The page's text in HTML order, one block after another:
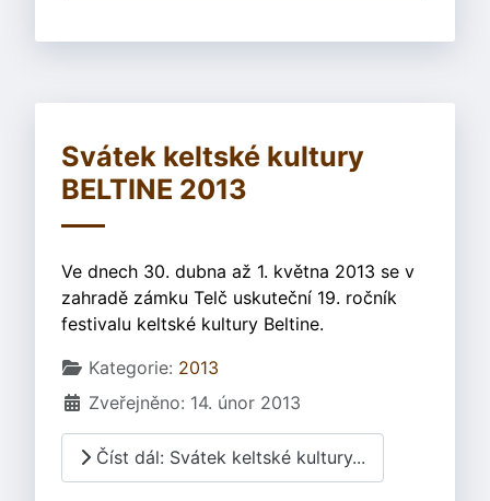
Svátek keltské kultury
BELTINE 2013
Ve dnech 30. dubna až 1. května 2013 se v
zahradě zámku Telč uskuteční 19. ročník
festivalu keltské kultury Beltine.
Základní údaje
Kategorie: 2013
Zveřejněno: 14. únor 2013
Číst dál: Svátek keltské kultury...